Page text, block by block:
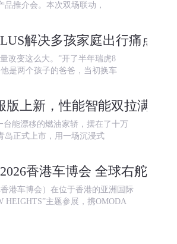
推介会。本次双场联动，
解决多孩家庭出行痛点
改变这么大。”开了半年瑞虎8
是两个孩子的爸爸，当初换车
上新，性能智能双拉满
台能漂移的燃油家轿，摆在了十万
岛正式上市，用一场沉浸式
香港车博会 全球右舵战略
港车博会）在位于香港的亚洲国际
HEIGHTS”主题参展，携OMODA